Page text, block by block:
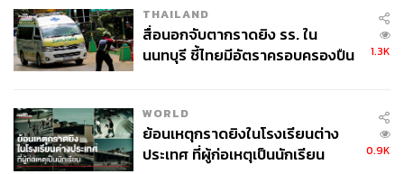
การตีความ และความเป็นไปได้ ในขณะที่หนังบางเรื่องนำ
เสนอโลกด้านใดด้านหนึ่งหรือไม่ได้ครบแง่มุมในเรื่องของ
ชีวิต ที่อยู่ และวัฒนธรรมขนาดนั้น การได้ประสบพบเจอกับ
รับมือสำหรับคนบางคน โดยเฉพาะอย่างยิ่งในช่วงเวลานี้ที่
โลกของเราช่างน่าหลบหนีซะเหลือเกิน”
Dr.Stephen Quentzel นักจิตบำบัดแห่งสถาบันการแพทย์
THAILAND
สื่อนอกจับตากราดยิง รร. ใน
นนทบุรี ชี้ไทยมีอัตราครอบครองปืน
1.3K
WORLD
ย้อนเหตุกราดยิงในโรงเรียนต่าง
ประเทศ ที่ผู้ก่อเหตุเป็นนักเรียน
0.9K